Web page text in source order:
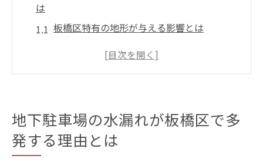
は
板橋区特有の地形が与える影響とは
地下水位の変動と水漏れの関連性
気候変動が水漏れに与える影響
板橋区での過去の水漏れ事例を振り返る
地下駐車場の水漏れが板橋区で多
発する理由とは